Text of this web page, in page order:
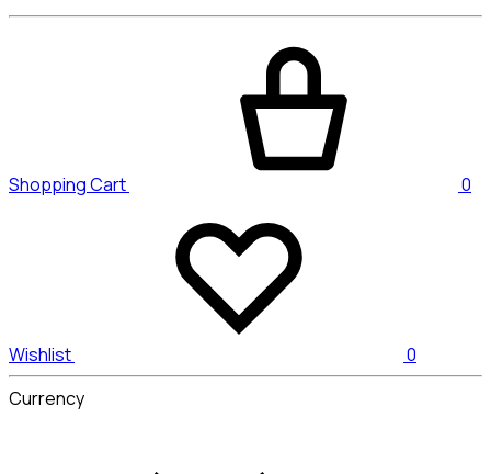
Shopping Cart 0
Wishlist
0
Currency